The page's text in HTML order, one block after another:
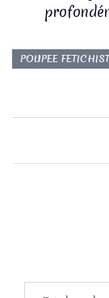
POUPEE
Rechercher :